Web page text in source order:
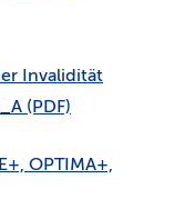
Invalidität
(PDF)
OPTIMA+,